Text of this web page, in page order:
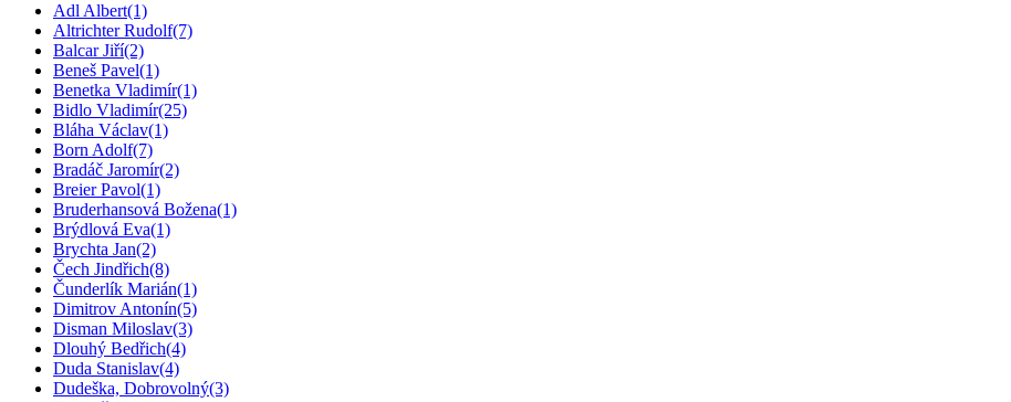
Adl Albert(1)
Altrichter Rudolf(7)
Balcar Jiří(2)
Beneš Pavel(1)
Benetka Vladimír(1)
Bidlo Vladimír(25)
Bláha Václav(1)
Born Adolf(7)
Bradáč Jaromír(2)
Breier Pavol(1)
Bruderhansová Božena(1)
Brýdlová Eva(1)
Brychta Jan(2)
Čech Jindřich(8)
Čunderlík Marián(1)
Dimitrov Antonín(5)
Disman Miloslav(3)
Dlouhý Bedřich(4)
Duda Stanislav(4)
Dudeška, Dobrovolný(3)